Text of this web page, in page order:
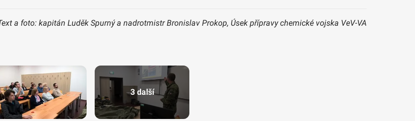
a foto: kapitán Luděk Spurný a nadrotmistr Bronislav Prokop, Úsek přípravy chemické vojska VeV-VA
3 další